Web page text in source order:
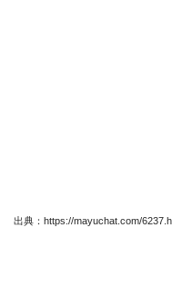
出典：https://mayuchat.com/